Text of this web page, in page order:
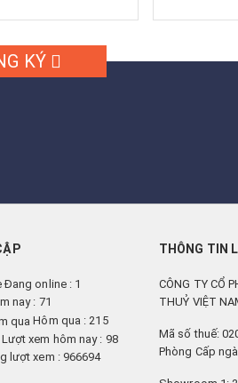
KÝ
Đang online : 1
nay : 71
Hôm qua : 215
xem hôm nay : 98
lượt xem : 966694
THÔNG TIN
CÔNG TY CỔ
THUỶ VIỆT
Mã số thuế:
Phòng Cấp